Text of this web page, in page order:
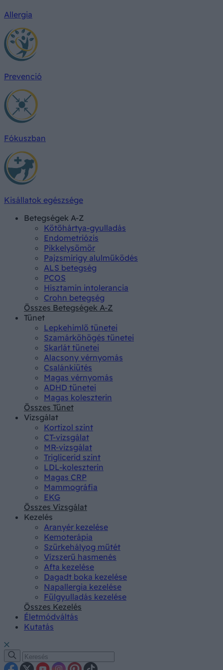
Allergia
Prevenció
Fókuszban
Kisállatok egészsége
Betegségek A-Z
Kötőhártya-gyulladás
Endometriózis
Pikkelysömör
Pajzsmirigy alulműködés
ALS betegség
PCOS
Hisztamin intolerancia
Crohn betegség
Összes Betegségek A-Z
Tünet
Lepkehimlő tünetei
Szamárköhögés tünetei
Skarlát tünetei
Alacsony vérnyomás
Csalánkiütés
Magas vérnyomás
ADHD tünetei
Magas koleszterin
Összes Tünet
Vizsgálat
Kortizol szint
CT-vizsgálat
MR-vizsgálat
Triglicerid szint
LDL-koleszterin
Magas CRP
Mammográfia
EKG
Összes Vizsgálat
Kezelés
Aranyér kezelése
Kemoterápia
Szürkehályog műtét
Vízszerű hasmenés
Afta kezelése
Dagadt boka kezelése
Napallergia kezelése
Fülgyulladás kezelése
Összes Kezelés
Életmódváltás
Kutatás